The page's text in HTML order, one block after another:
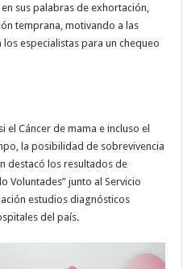
sus palabras de exhortación,
temprana, motivando a las
especialistas para un chequeo
el Cáncer de mama e incluso el
la posibilidad de sobrevivencia
destacó los resultados de
Voluntades” junto al Servicio
estudios diagnósticos
del país.